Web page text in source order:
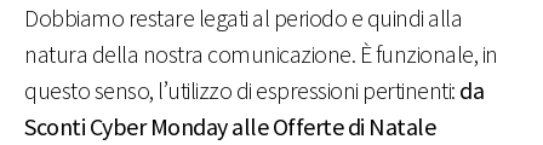
Dobbiamo restare legati al periodo e quindi alla
natura della nostra comunicazione. È funzionale, in
questo senso, l’utilizzo di espressioni pertinenti: da
Sconti Cyber Monday alle Offerte di Natale